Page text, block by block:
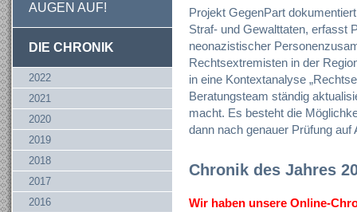
AUGEN AUF!
DIE CHRONIK
2022
2021
2020
2019
2018
2017
2016
Projekt GegenPart
Straf- und Gewalttaten, erfasst
neonazistischer
Rechtsextremisten in der
in eine Kontextanalyse
Beratungsteam ständig
macht. Es besteht die
dann nach genauer Prüfung auf
Chronik des Jahres
Wir haben unsere Online-